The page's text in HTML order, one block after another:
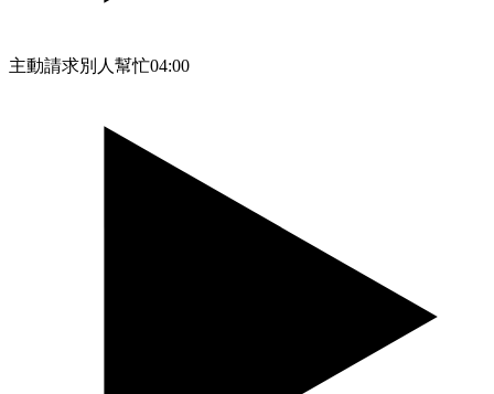
主動請求別人幫忙04:00